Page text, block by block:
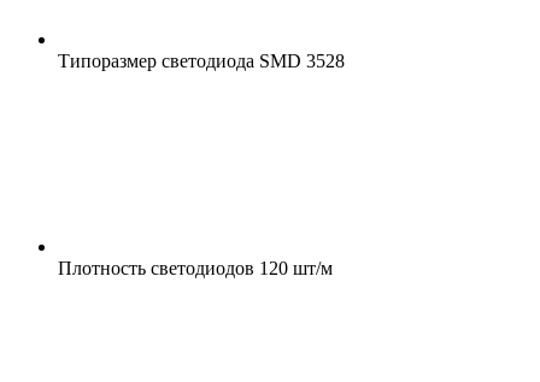
Типоразмер светодиода SMD 3528
Плотность светодиодов 120 шт/м